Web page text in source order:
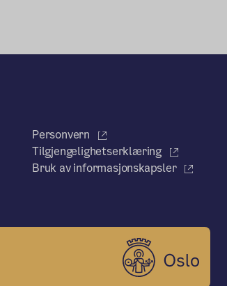
Personvern
Tilgjengelighetserklæring
Bruk av informasjonskapsler